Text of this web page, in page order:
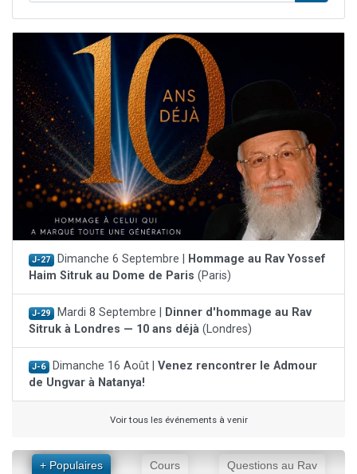
J-27 Dimanche 6 Septembre |
Hommage au Rav Yossef
Haim Sitruk au Dome de Paris (Paris)
J-29 Mardi 8 Septembre |
Dinner d'hommage au Rav
Sitruk à Londres — 10 ans déjà (Londres)
J-6 Dimanche 16 Août | Venez rencontrer le Admour
de Ungvar à Natanya!
Voir tous les événements à venir
+ Populaires Cours Questions au Rav